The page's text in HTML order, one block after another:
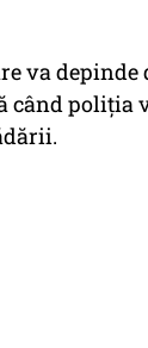
va
când